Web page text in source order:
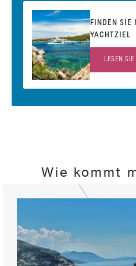
FINDEN SIE
YACHTZIEL
LESEN
Wie kommt